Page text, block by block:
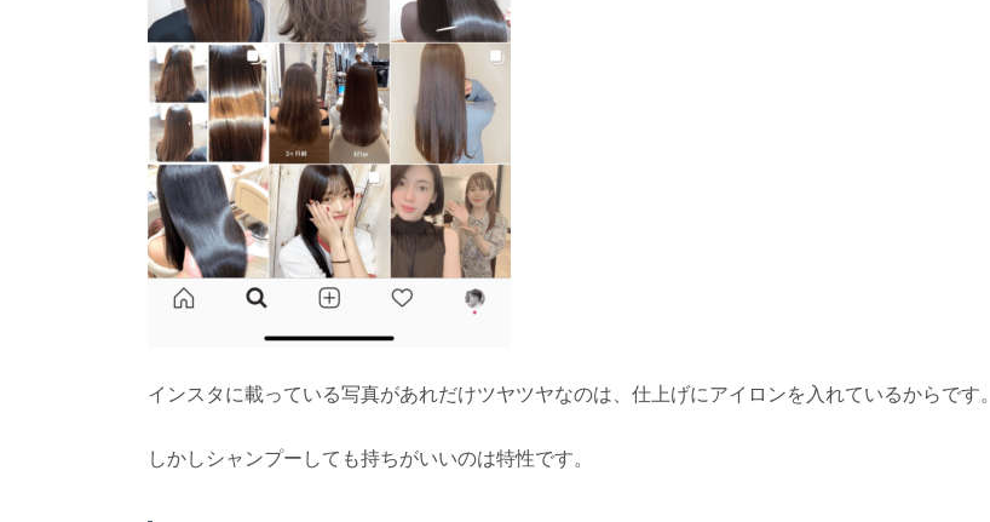
インスタに載っている写真があれだけツヤツヤなのは、仕上げにアイロンを入れているからです。
しかしシャンプーしても持ちがいいのは特性です。